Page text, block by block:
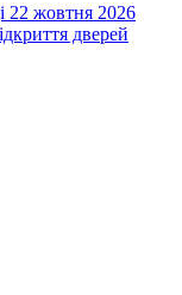
22 жовтня 2026
дверей